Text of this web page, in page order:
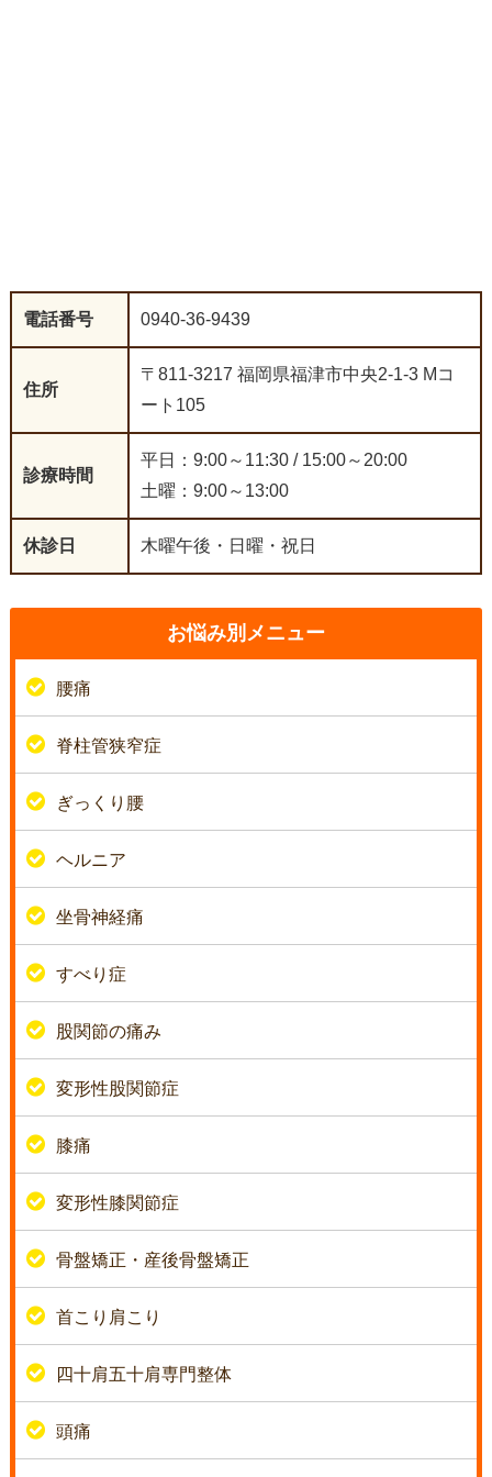
電話番号 0940-36-9439
住所
〒811-3217 福岡県福津市中央2-1-3 Mコ
ート105
診療時間
平日：9:00～11:30 / 15:00～20:00
土曜：9:00～13:00
休診日 木曜午後・日曜・祝日
お悩み別メニュー
腰痛
脊柱管狭窄症
ぎっくり腰
ヘルニア
坐骨神経痛
すべり症
股関節の痛み
変形性股関節症
膝痛
変形性膝関節症
骨盤矯正・産後骨盤矯正
首こり肩こり
四十肩五十肩専門整体
頭痛